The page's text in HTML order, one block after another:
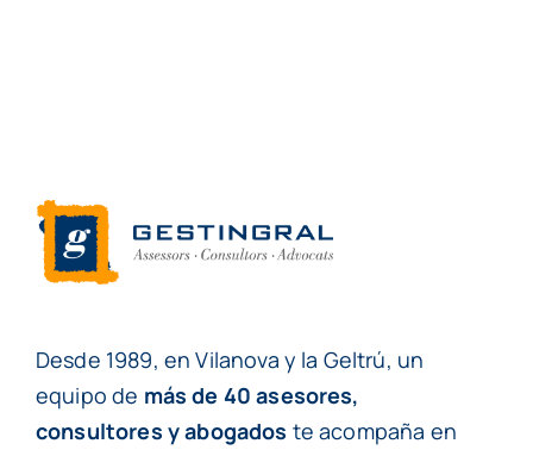
Desde 1989, en Vilanova y la Geltrú, un
equipo de más de 40 asesores,
consultores y abogados te acompaña en